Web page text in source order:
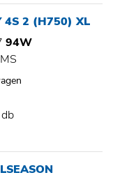
4S 2 (H750) XL
94W